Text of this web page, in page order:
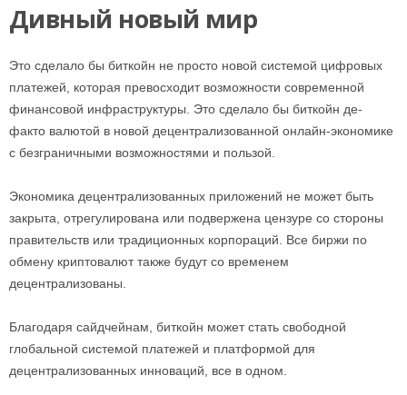
Дивный новый мир
Это сделало бы биткойн не просто новой системой цифровых
платежей, которая превосходит возможности современной
финансовой инфраструктуры. Это сделало бы биткойн де-
факто валютой в новой децентрализованной онлайн-экономике
с безграничными возможностями и пользой.
Экономика децентрализованных приложений не может быть
закрыта, отрегулирована или подвержена цензуре со стороны
правительств или традиционных корпораций. Все биржи по
обмену криптовалют также будут со временем
децентрализованы.
Благодаря сайдчейнам, биткойн может стать свободной
глобальной системой платежей и платформой для
децентрализованных инноваций, все в одном.